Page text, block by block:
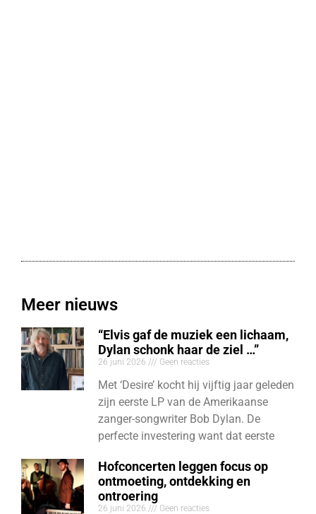
Meer nieuws
“Elvis gaf de muziek een lichaam,
Dylan schonk haar de ziel …”
26 juni 2026 Geen reacties
Met ‘Desire’ kocht hij vijftig jaar geleden
zijn eerste LP van de Amerikaanse
zanger-songwriter Bob Dylan. De
perfecte investering want dat eerste
Hofconcerten leggen focus op
ontmoeting, ontdekking en
ontroering
26 juni 2026 Geen reacties